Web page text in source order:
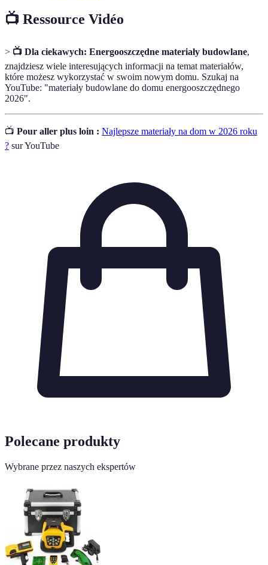
📺 Ressource Vidéo
> 📺 Dla ciekawych: Energooszczędne materiały budowlane,
znajdziesz wiele interesujących informacji na temat materiałów,
które możesz wykorzystać w swoim nowym domu. Szukaj na
YouTube: "materiały budowlane do domu energooszczędnego
2026".
📺 Pour aller plus loin : Najlepsze materiały na dom w 2026 roku
? sur YouTube
Polecane produkty
Wybrane przez naszych ekspertów